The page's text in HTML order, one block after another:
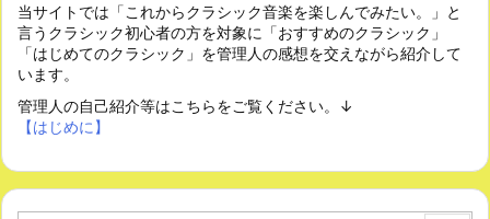
当サイトでは「これからクラシック音楽を楽しんでみたい。」と
言うクラシック初心者の方を対象に「おすすめのクラシック」
「はじめてのクラシック」を管理人の感想を交えながら紹介して
います。
管理人の自己紹介等はこちらをご覧ください。↓
【はじめに】